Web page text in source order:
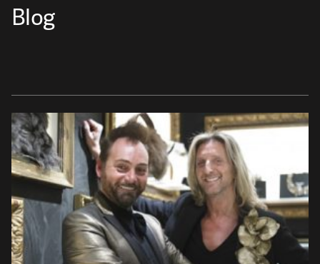
Blog